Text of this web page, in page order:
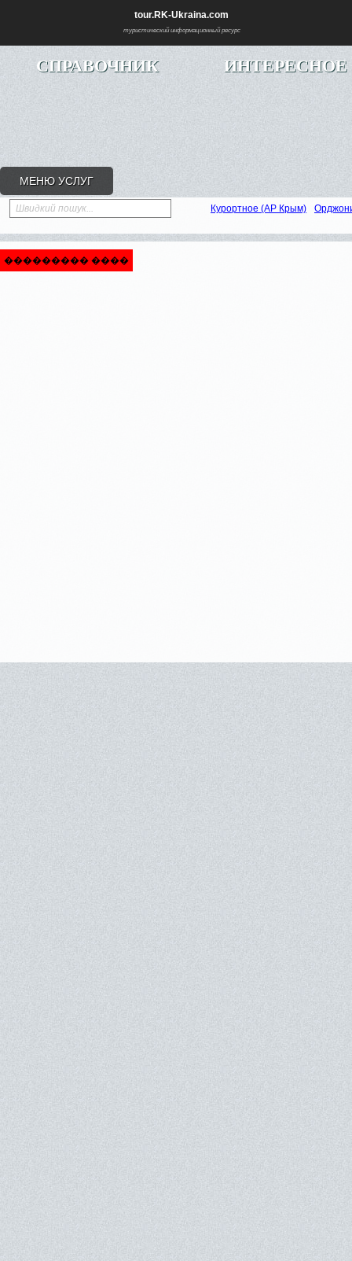
tour.RK-Ukraina.com
туристический информационный ресурс
СПРАВОЧНИК ИНТЕРЕСНОЕ
МЕНЮ УСЛУГ
Швидкий пошук... Курортное (АР Крым)
��������� ����